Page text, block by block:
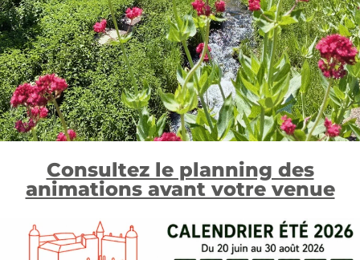
Consultez le planning des
animations avant votre venue